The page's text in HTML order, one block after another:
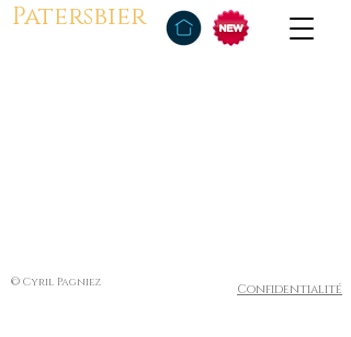
Patersbier
© Cyril Pagniez Confidentialité